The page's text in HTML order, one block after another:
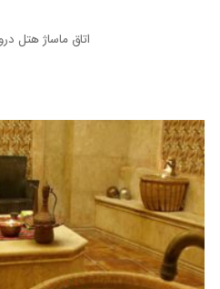
اتاق ماساژ هتل